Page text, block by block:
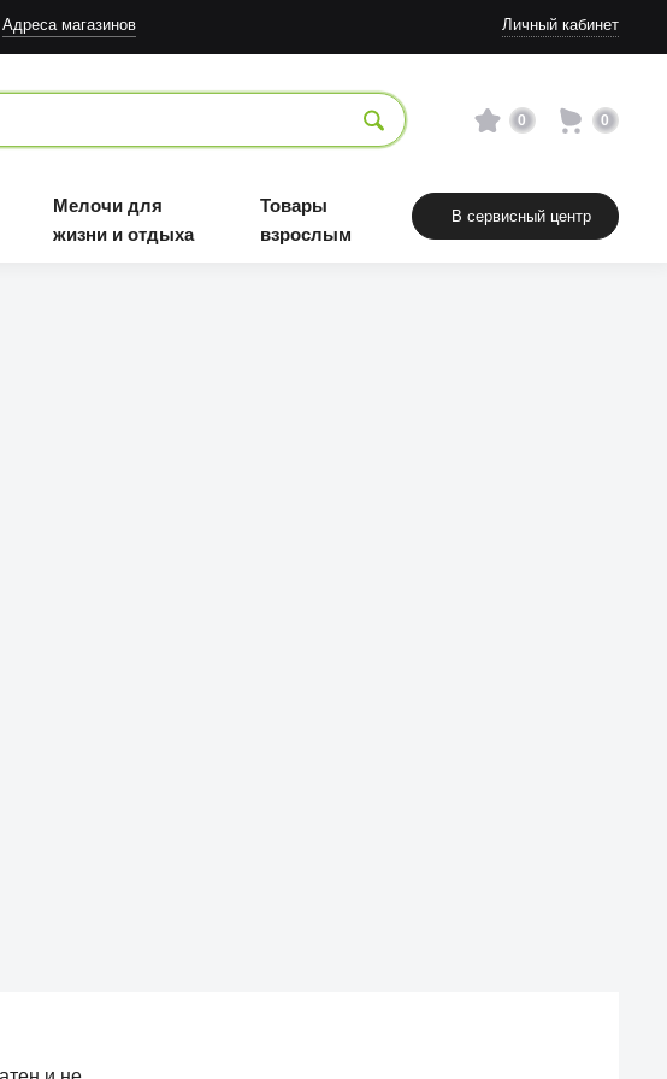
Адреса магазинов Личный кабинет
0 0
Мелочи для
жизни и отдыха
Товары
взрослым
В сервисный центр